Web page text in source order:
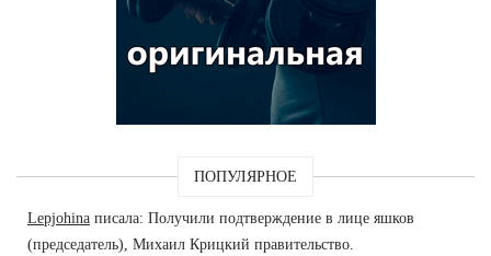
ПОПУЛЯРНОЕ
Lepjohina писала: Получили подтверждение в лице яшков
(председатель), Михаил Крицкий правительство.